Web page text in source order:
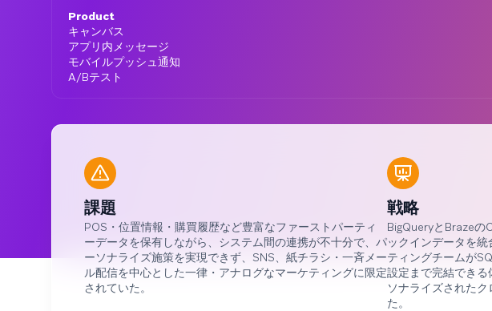
Product
キャンバス
アプリ内メッセージ
モバイルプッシュ通知
A/Bテスト
課題
POS・位置情報・購買履歴など豊富なファーストパーティ
ーデータを保有しながら、システム間の連携が不十分で、パ
ーソナライズ施策を実現できず、SNS、紙チラシ・一斉メー
ル配信を中心とした一律・アナログなマーケティングに限定
されていた。
戦略
BigQueryとBrazeの
ックインデータを
ティングチームが
設定まで完結でき
ソナライズされた
た。